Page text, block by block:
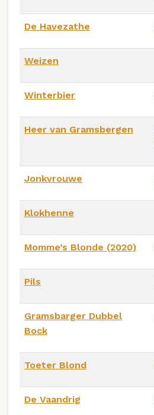
De Havezathe
Weizen
Winterbier
Heer van Gramsbergen
Jonkvrouwe
Klokhenne
Momme’s Blonde (2020)
Pils
Gramsbarger Dubbel
Bock
Toeter Blond
De Vaandrig